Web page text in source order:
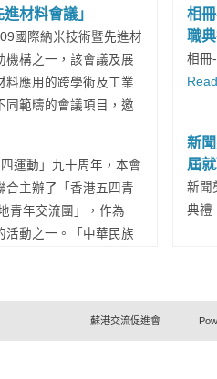
長
熱心參與，表演了精
們獨有的青春活力和嶄
，宣揚了愛國、進步、
並在表演中相互分享學
次晚會不僅是兩岸青
並首開先河安排少數
活動，這是其他青年交
我們與外籍少數族裔的
意義重大。對此，印
行了廣泛報導。 本會
材料會議」
國際納米技術暨先進材
機構之一，該會議及展
料應用的跨學術及工業
同範疇的會議項目，邀
，進而提升產品性
。 會議歷時三天，包
四個半天會議。每個半
業;今屆會議期間特設半
配對」時段，為工業界
功地為香港工業界創
運動」九十周年，本會
合主辦了「香港五四青
年交流團」，作為
活動之一。「中華民族
懷。 這次交流團的活
有多個環節，活動內
相
職
相冊
新
屆
新聞
典禮
蘇港交流促進會